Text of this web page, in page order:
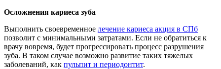
Осложнения кариеса зуба
Выполнить своевременное лечение кариеса акция в СПб
позволит с минимальными затратами. Если не обратиться к
врачу вовремя, будет прогрессировать процесс разрушения
зуба. В таком случае возможно развитие таких тяжелых
заболеваний, как пульпит и периодонтит.